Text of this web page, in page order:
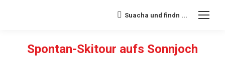
Search:
Suacha und findn ...
Spontan-Skitour aufs Sonnjoch